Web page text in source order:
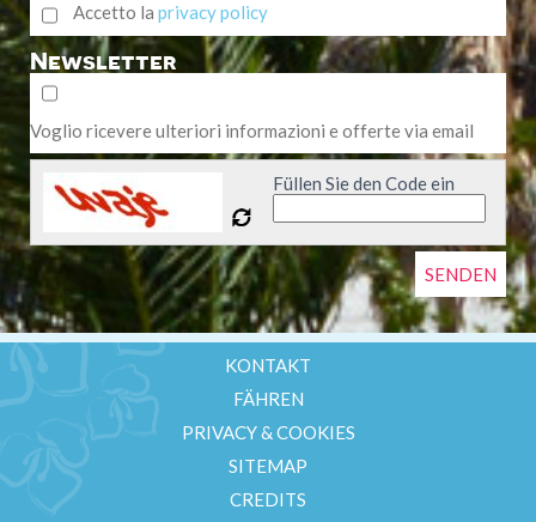
Accetto la privacy policy
Newsletter
Voglio ricevere ulteriori informazioni e offerte via email
Füllen Sie den Code ein
KONTAKT
FÄHREN
PRIVACY & COOKIES
SITEMAP
CREDITS